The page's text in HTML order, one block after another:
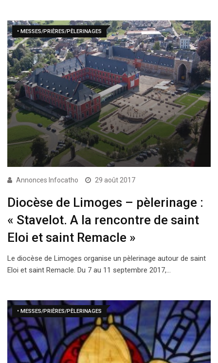
• MESSES/PRIÈRES/PÈLERINAGES
Annonces Infocatho 29 août 2017
Diocèse de Limoges – pèlerinage :
« Stavelot. A la rencontre de saint
Eloi et saint Remacle »
Le diocèse de Limoges organise un pèlerinage autour de saint
Eloi et saint Remacle. Du 7 au 11 septembre 2017,…
• MESSES/PRIÈRES/PÈLERINAGES